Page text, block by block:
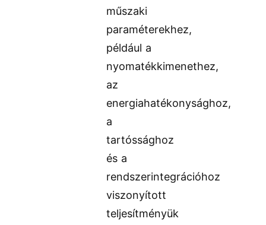
műszaki
paraméterekhez,
például a
nyomatékkimenethez,
az
energiahatékonysághoz,
a
tartóssághoz
és a
rendszerintegrációhoz
viszonyított
teljesítményük